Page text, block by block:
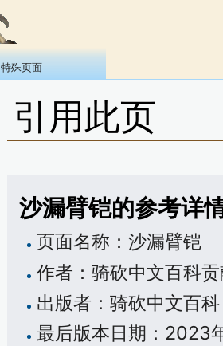
引用此页
沙漏臂铠的参考详
页面名称：沙漏臂铠
作者：骑砍中文百科
出版者：骑砍中文百
最后版本日期：2023
特殊页面